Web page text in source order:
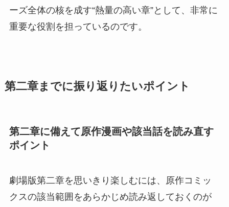
ーズ全体の核を成す“熱量の高い章”として、非常に
重要な役割を担っているのです。
第二章までに振り返りたいポイント
第二章に備えて原作漫画や該当話を読み直す
ポイント
劇場版第二章を思いきり楽しむには、原作コミッ
クスの該当範囲をあらかじめ読み返しておくのが